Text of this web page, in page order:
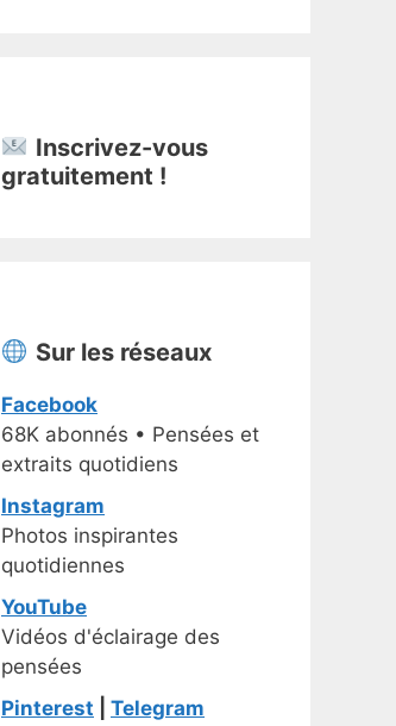
Inscrivez-vous
gratuitement !
Sur les réseaux
Facebook
68K abonnés • Pensées et
extraits quotidiens
Instagram
Photos inspirantes
quotidiennes
YouTube
Vidéos d'éclairage des
pensées
Pinterest
Telegram